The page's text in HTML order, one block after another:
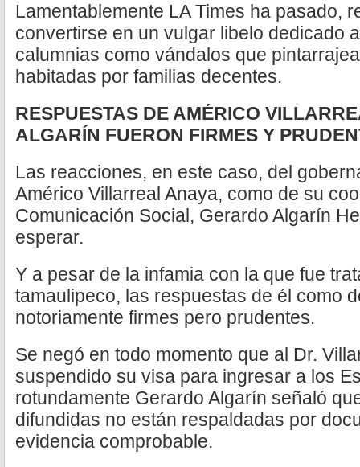
Lamentablemente LA Times ha pasado,
convertirse en un vulgar libelo dedicado
calumnias como vándalos que
habitadas por familias decentes.
RESPUESTAS DE AMÉRICO
ALGARÍN FUERON FIRMES Y
Las reacciones, en este caso, del
Américo Villarreal Anaya, como de su
Comunicación Social, Gerardo Algarín
esperar.
Y a pesar de la infamia con la que fue
tamaulipeco, las respuestas de él como
notoriamente firmes pero prudentes.
Se negó en todo momento que al Dr.
suspendido su visa para ingresar a los
rotundamente Gerardo Algarín señaló
difundidas no están respaldadas por
evidencia comprobable.